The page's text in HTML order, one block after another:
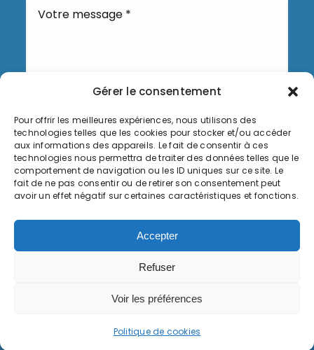
Gérer le consentement
Pour offrir les meilleures expériences, nous utilisons des
technologies telles que les cookies pour stocker et/ou accéder
aux informations des appareils. Le fait de consentir à ces
technologies nous permettra de traiter des données telles que le
comportement de navigation ou les ID uniques sur ce site. Le
fait de ne pas consentir ou de retirer son consentement peut
avoir un effet négatif sur certaines caractéristiques et fonctions.
Accepter
Refuser
Voir les préférences
Politique de cookies
Envoyer
Informations légales
Politique de cookies (UE)
© Copyright 2026, Commune de Serémange-Erzange,